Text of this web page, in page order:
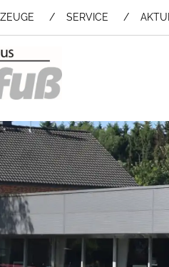
SERVICE